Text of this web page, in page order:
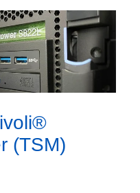
(TSM)